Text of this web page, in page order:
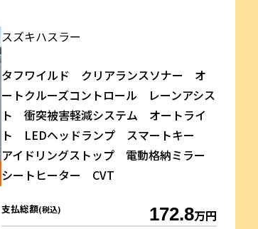
スズキハスラー
タフワイルド クリアランスソナー オ
ートクルーズコントロール レーンアシス
ト 衝突被害軽減システム オートライ
ト LEDヘッドランプ スマートキー
アイドリングストップ 電動格納ミラー
シートヒーター CVT
支払総額(税込) 172.8万円